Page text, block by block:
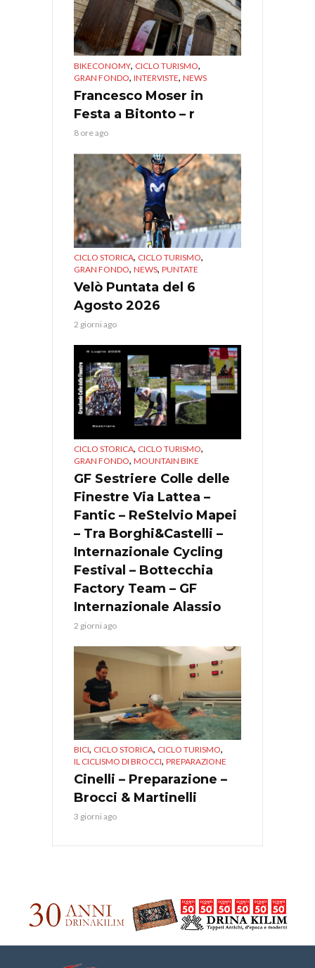
BIKECONOMY, CICLO TURISMO,
GRAN FONDO, INTERVISTE, NEWS
Francesco Moser in
Festa a Bitonto – r
8 ore ago
CICLO STORICA, CICLO TURISMO,
GRAN FONDO, NEWS, PUNTATE
Velò Puntata del 6
Agosto 2026
2 giorni ago
CICLO STORICA, CICLO TURISMO,
GRAN FONDO, MOUNTAIN BIKE
GF Sestriere Colle delle
Finestre Via Lattea –
Fantic – ReStelvio Mapei
– Tra Borghi&Castelli –
Internazionale Cycling
Festival – Bottecchia
Factory Team – GF
Internazionale Alassio
2 giorni ago
BICI, CICLO STORICA, CICLO TURISMO,
IL CICLISMO DI BROCCI, PREPARAZIONE
Cinelli – Preparazione –
Brocci & Martinelli
3 giorni ago